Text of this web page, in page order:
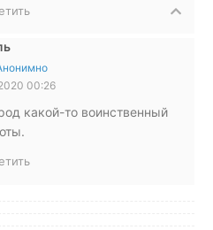
00:26
какой-то воинственный